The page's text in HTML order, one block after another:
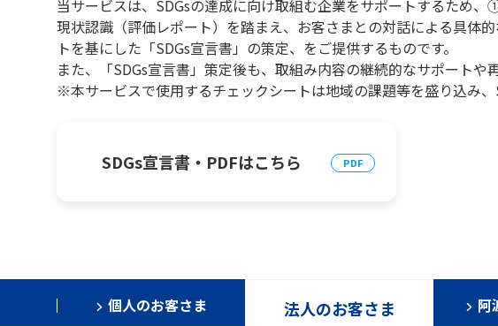
当サービスは、SDGsの達成に向け取組む企業をサポートするため
現状認識（評価レポート）を踏まえ、お客さまとの対話による具体
トを基にした「SDGs宣言書」の策定、をご提供するものです。
また、「SDGs宣言書」策定後も、取組み内容の継続的なサポートや
※本サービスで使用するチェックシートは地域の課題等を盛り込み
SDGs宣言書・PDFはこちら
個人のお客さま 法人のお客さま 阿